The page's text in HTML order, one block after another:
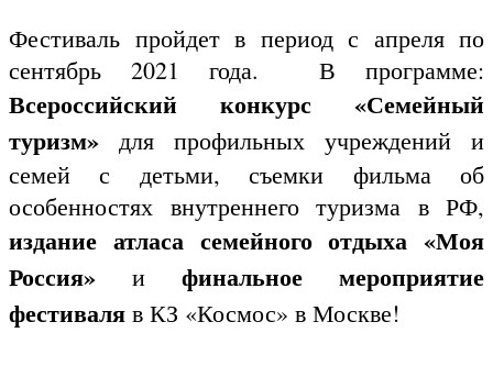
Фестиваль пройдет в период с апреля по
сентябрь 2021 года. В программе:
Всероссийский конкурс «Семейный
туризм» для профильных учреждений и
семей с детьми, съемки фильма об
особенностях внутреннего туризма в РФ,
издание атласа семейного отдыха «Моя
Россия» и финальное мероприятие
фестиваля в КЗ «Космос» в Москве!